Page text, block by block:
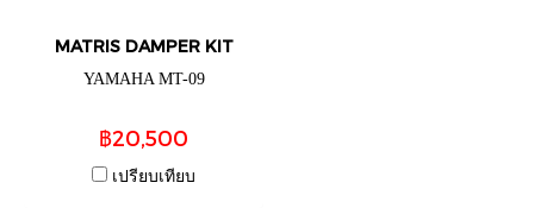
MATRIS DAMPER KIT
YAMAHA MT-09
฿20,500
เปรียบเทียบ